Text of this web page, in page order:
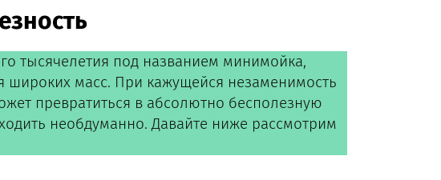
тысячелетия под названием минимойка,
широких масс. При кажущейся незаменимость
превратиться в абсолютно бесполезную
необдуманно. Давайте ниже рассмотрим